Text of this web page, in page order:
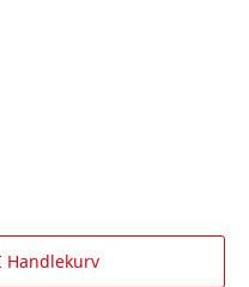
Handlekurv